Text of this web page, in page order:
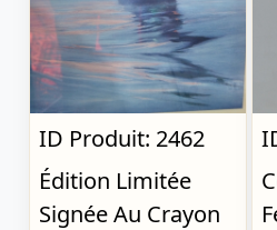
ID Produit: 2462
Édition Limitée
Signée Au Crayon